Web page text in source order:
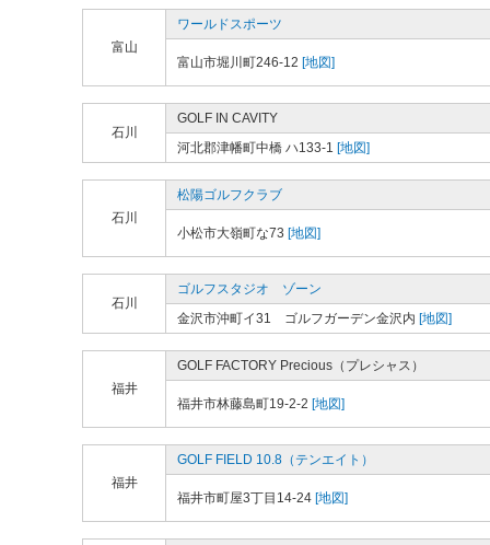
富山
ワールドスポーツ
富山市堀川町246-12 [地図]
石川
GOLF IN CAVITY
河北郡津幡町中橋 ハ133-1 [地図]
石川
松陽ゴルフクラブ
小松市大嶺町な73 [地図]
石川
ゴルフスタジオ ゾーン
金沢市沖町イ31 ゴルフガーデン金沢内 [地図]
福井
GOLF FACTORY Precious（プレシャス）
福井市林藤島町19-2-2 [地図]
福井
GOLF FIELD 10.8（テンエイト）
福井市町屋3丁目14-24 [地図]